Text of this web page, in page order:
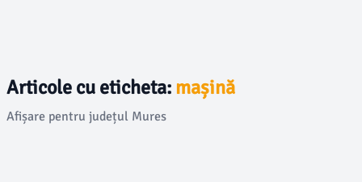
Articole cu eticheta: mașină
Afișare pentru județul Mures